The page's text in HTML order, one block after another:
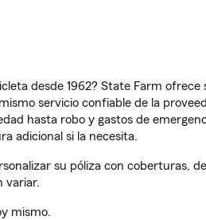
desde 1962? State Farm
servicio confiable de la
hasta robo y gastos de
adicional si la necesita.
su póliza con coberturas,
variar.
mismo.